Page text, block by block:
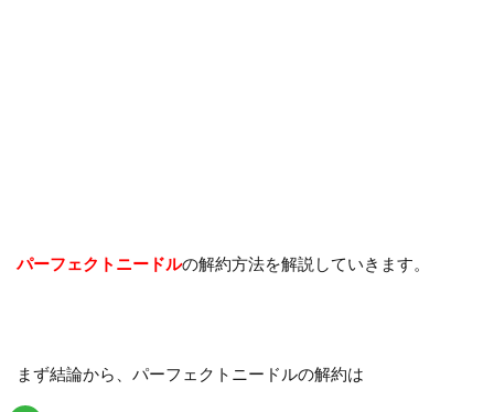
パーフェクトニードルの解約方法を解説していきます。
まず結論から、パーフェクトニードルの解約は